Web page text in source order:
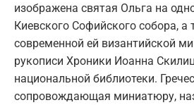
изображена святая Ольга на
Киевского Софийского собора, а
современной ей византийской
рукописи Хроники Иоанна
национальной библиотеки.
сопровождающая миниатюру,